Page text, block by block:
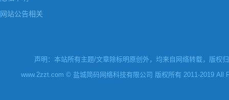
网站公告相关
声明：本站所有主题/文章除标明原创外，均来自网络转载，版权
www.2zzt.com © 盐城简码网络科技有限公司 版权所有 2011-2019